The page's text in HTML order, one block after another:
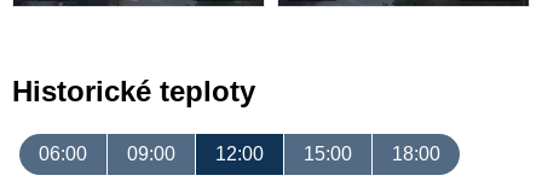
Historické teploty
06:00 09:00 12:00 15:00 18:00